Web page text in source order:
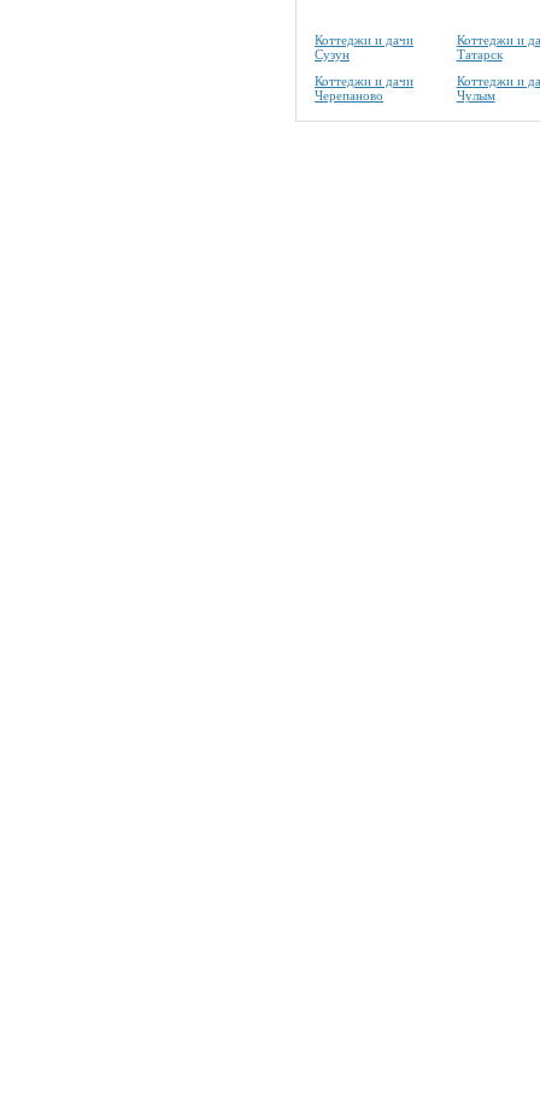
Коттеджи и дачи
Сузун
Коттеджи и
Татарск
Коттеджи и дачи
Черепаново
Коттеджи и
Чулым